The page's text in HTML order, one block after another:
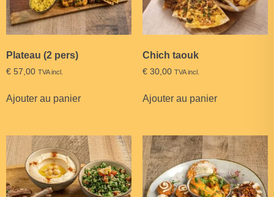
Plateau (2 pers)
€ 57,00 TVA incl.
Ajouter au panier
Chich taouk
€30,00 TVA incl.
Ajouter au panier